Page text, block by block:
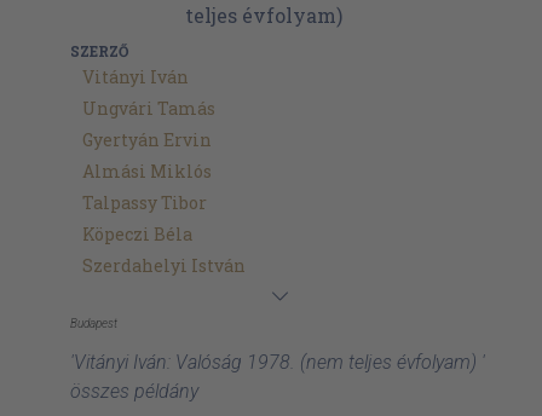
SZERZŐ
Vitányi Iván
Ungvári Tamás
Gyertyán Ervin
Almási Miklós
Talpassy Tibor
Köpeczi Béla
Szerdahelyi István
Budapest
'Vitányi Iván: Valóság 1978. (nem teljes évfolyam) '
összes példány